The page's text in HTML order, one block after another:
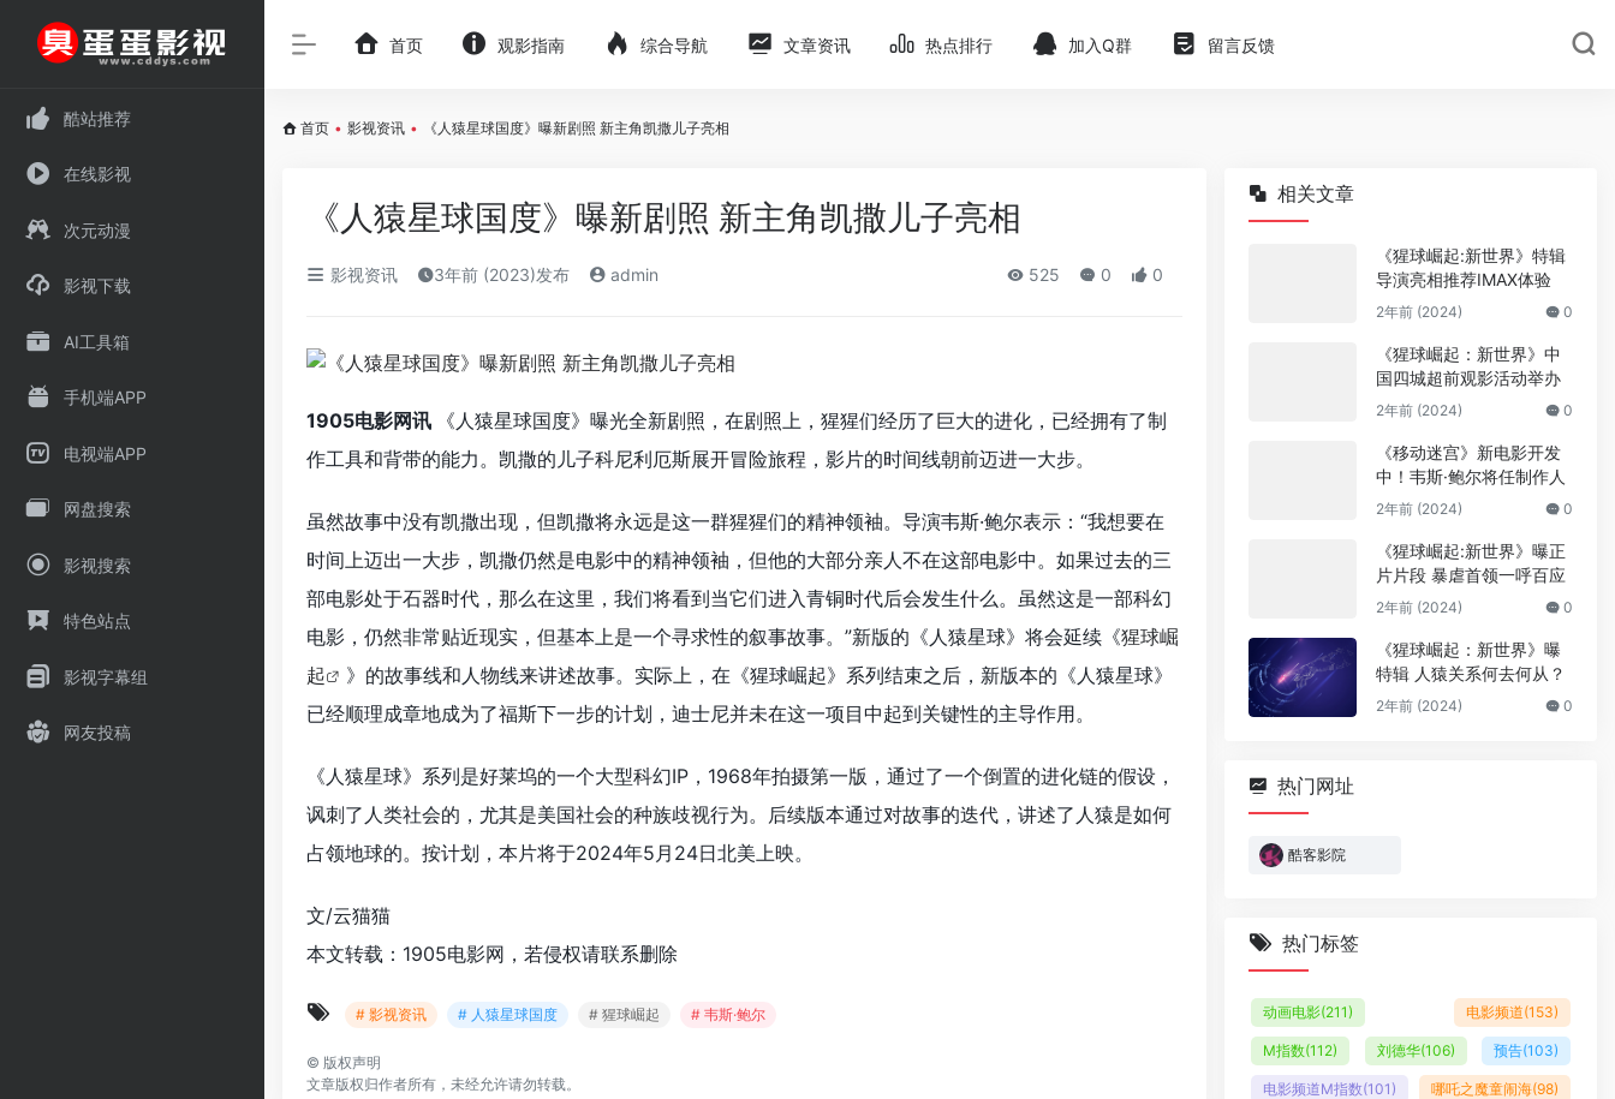
酷站推荐
在线影视
次元动漫
影视下载
AI工具箱
手机端APP
电视端APP
网盘搜索
影视搜索
特色站点
影视字幕组
网友投稿
首页 观影指南 综合导航 文章资讯 热点排行 加入Q群 留言反馈
首页 • 影视资讯 • 《人猿星球国度》曝新剧照 新主角凯撒儿子亮相
《人猿星球国度》曝新剧照 新主角凯撒儿子亮相
影视资讯 3年前 (2023)发布 admin 525 0 0
1905电影网讯
《人猿星球国度》曝光全新剧照，在剧照上，猩猩们经历了巨大的进化，已经拥有了制
作工具和背带的能力。凯撒的儿子科尼利厄斯展开冒险旅程，影片的时间线朝前迈进一大步。
虽然故事中没有凯撒出现，但凯撒将永远是这一群猩猩们的精神领袖。导演韦斯·鲍尔表示：“我想要在
时间上迈出一大步，凯撒仍然是电影中的精神领袖，但他的大部分亲人不在这部电影中。如果过去的三
部电影处于石器时代，那么在这里，我们将看到当它们进入青铜时代后会发生什么。虽然这是一部科幻
电影，仍然非常贴近现实，但基本上是一个寻求性的叙事故事。”新版的《人猿星球》将会延续《猩球崛
起
》的故事线和人物线来讲述故事。实际上，在《猩球崛起》系列结束之后，新版本的《人猿星球》
已经顺理成章地成为了福斯下一步的计划，迪士尼并未在这一项目中起到关键性的主导作用。
《人猿星球》系列是好莱坞的一个大型科幻IP，1968年拍摄第一版，通过了一个倒置的进化链的假设，
讽刺了人类社会的，尤其是美国社会的种族歧视行为。后续版本通过对故事的迭代，讲述了人猿是如何
占领地球的。按计划，本片将于2024年5月24日北美上映。
文/云猫猫
本文转载：1905电影网，若侵权请联系删除
# 影视资讯 # 人猿星球国度 # 猩球崛起 # 韦斯·鲍尔
© 版权声明
文章版权归作者所有，未经允许请勿转载。
相关文章
《猩球崛起:新世界》特辑
导演亮相推荐IMAX体验
2年前 (2024) 0
《猩球崛起：新世界》中
国四城超前观影活动举办
2年前 (2024) 0
《移动迷宫》新电影开发
中！韦斯·鲍尔将任制作人
2年前 (2024) 0
《猩球崛起:新世界》曝正
片片段 暴虐首领一呼百应
2年前 (2024) 0
《猩球崛起：新世界》曝
特辑 人猿关系何去何从？
2年前 (2024) 0
热门网址
酷客影院
热门标签
动画电影(211) 电影频道(153)
M指数(112) 刘德华(106) 预告(103)
电影频道M指数(101) 哪吒之魔童闹海(98)